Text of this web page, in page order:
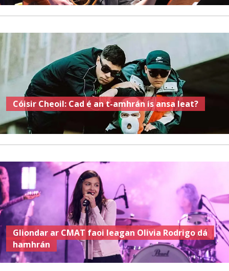
Cóisir Cheoil: Cad é an t-amhrán is ansa leat?
Gliondar ar CMAT faoi leagan Olivia Rodrigo dá
hamhrán